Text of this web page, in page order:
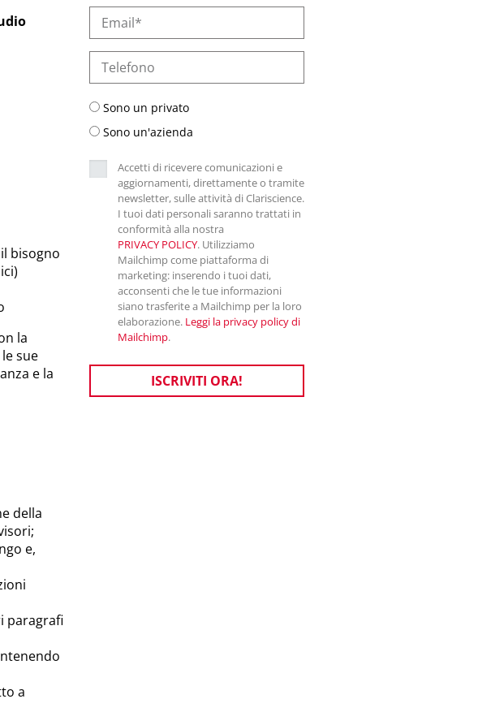
bisogno
la
sue
e la
della
e,
paragrafi
a
Sono un privato
Sono un'azienda
Accetti di ricevere comunicazioni e
aggiornamenti, direttamente o tramite
newsletter, sulle attività di Clariscience.
I tuoi dati personali saranno trattati in
conformità alla nostra
PRIVACY POLICY. Utilizziamo
Mailchimp come piattaforma di
marketing: inserendo i tuoi dati,
acconsenti che le tue informazioni
siano trasferite a Mailchimp per la loro
elaborazione. Leggi la privacy policy di
Mailchimp.
ISCRIVITI ORA!